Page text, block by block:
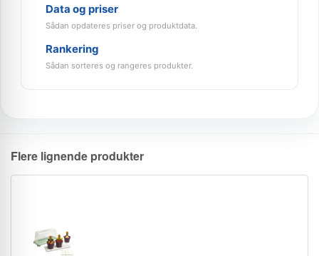
Data og priser
Sådan opdateres priser og produktdata.
Rankering
Sådan sorteres og rangeres produkter.
Flere lignende produkter